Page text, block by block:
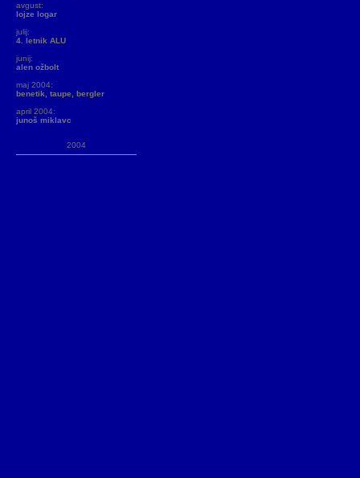
avgust:
lojze logar
julij:
4. letnik ALU
junij:
alen ožbolt
maj 2004:
benetik, taupe, bergler
april 2004:
junoš miklavc
2004